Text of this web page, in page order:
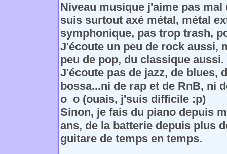
Niveau musique j'aime pas
suis surtout axé métal, métal
symphonique, pas trop trash,
J'écoute un peu de rock aussi,
peu de pop, du classique aussi.
J'écoute pas de jazz, de blues,
bossa...ni de rap et de RnB, ni
o_o (ouais, j'suis difficile :p)
Sinon, je fais du piano depuis
ans, de la batterie depuis plus
guitare de temps en temps.